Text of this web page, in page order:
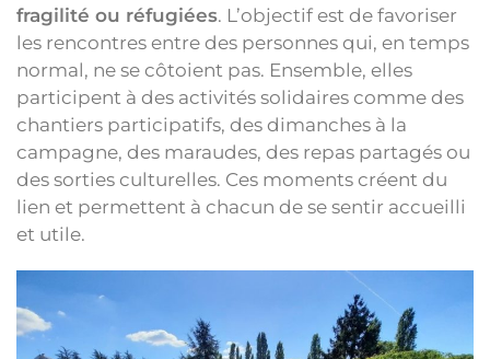
fragilité ou réfugiées. L’objectif est de favoriser
les rencontres entre des personnes qui, en temps
normal, ne se côtoient pas. Ensemble, elles
participent à des activités solidaires comme des
chantiers participatifs, des dimanches à la
campagne, des maraudes, des repas partagés ou
des sorties culturelles. Ces moments créent du
lien et permettent à chacun de se sentir accueilli
et utile.